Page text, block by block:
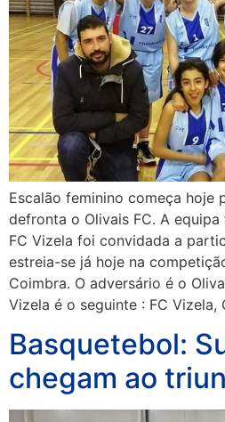
Escalão feminino começa hoje
defronta o Olivais FC. A
FC Vizela foi convidada a
estreia-se já hoje na
Coimbra. O adversário é o
Vizela é o seguinte : FC Vizela,
Basquetebol:
chegam ao